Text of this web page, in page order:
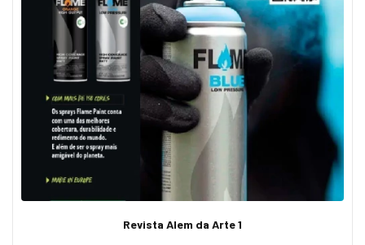
Revista Alem da Arte 1